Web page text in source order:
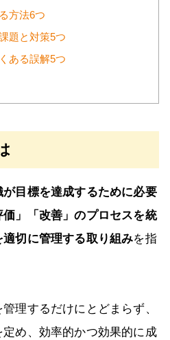
方法6つ
題と対策5つ
ある誤解5つ
目標を達成するために必要
」「改善」のプロセスを統
切に管理する取り組みを指
理するだけにとどまらず、
め、効率的かつ効果的に成